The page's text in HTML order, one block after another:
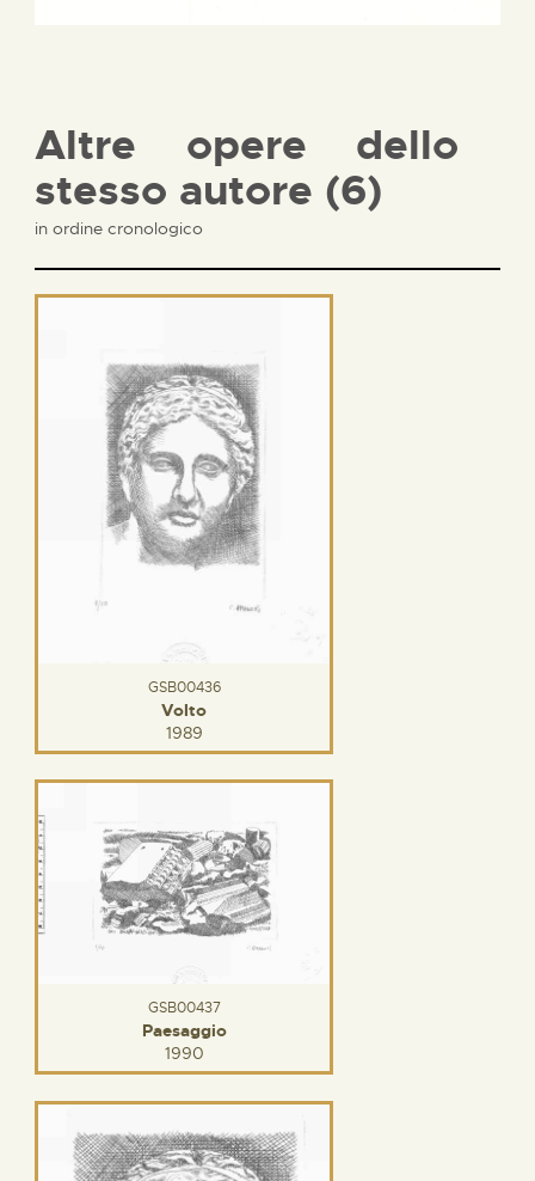
Altre opere dello
stesso autore (6)
in ordine cronologico
GSB00436
Volto
1989
GSB00437
Paesaggio
1990